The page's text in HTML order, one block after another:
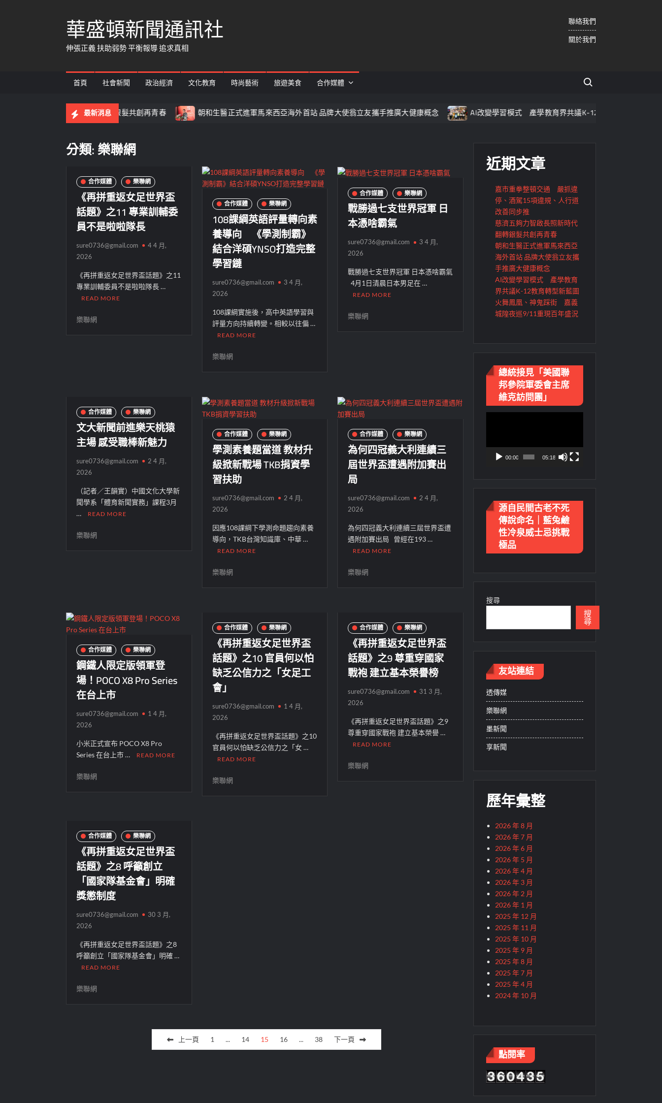
華盛頓新聞通訊社
伸張正義 扶助弱勢 平衡報導 追求真相
聯絡我們
關於我們
首頁 社會新聞 政治經濟 文化教育 時尚藝術 旅遊美食 合作媒體
Search for:
最新消息
夠力智啟長照新時代 翻轉銀髮共創再青春 朝和生醫正式進軍馬來西亞海外首站 品牌大使翁立友攜手推廣大健康概念 AI改變學習模式 產學教育界共議K-12教育轉型新藍圖
分類:樂聯網
合作媒體 樂聯網
《再拼重返女足世界盃
話題》之11 專業訓輔委
員不是啦啦隊長
sure0736@gmail.com
4 4 月,
2026
《再拼重返女足世界盃話題》之11
專業訓輔委員不是啦啦隊長 …
READ MORE
樂聯網
合作媒體 樂聯網
108課綱英語評量轉向素
養導向 《學測制霸》
結合洋碩YNSO打造完整
學習鏈
sure0736@gmail.com
3 4 月,
2026
108課綱實施後，高中英語學習與
評量方向持續轉變。相較以往偏 …
READ MORE
樂聯網
合作媒體 樂聯網
戰勝過七支世界冠軍 日
本憑啥霸氣
sure0736@gmail.com
3 4 月,
2026
戰勝過七支世界冠軍 日本憑啥霸氣
4月1日清晨日本男足在 …
READ MORE
樂聯網
合作媒體 樂聯網
文大新聞前進樂天桃猿
主場 感受職棒新魅力
sure0736@gmail.com
2 4 月,
2026
（記者／王韻實）中國文化大學新
聞學系「體育新聞實務」課程3月
…
READ MORE
樂聯網
合作媒體 樂聯網
學測素養題當道 教材升
級掀新戰場 TKB捐資學
習扶助
sure0736@gmail.com
2 4 月,
2026
因應108課綱下學測命題趨向素養
導向，TKB台灣知識庫、中華 …
READ MORE
樂聯網
合作媒體 樂聯網
為何四冠義大利連續三
屆世界盃遭遇附加賽出
局
sure0736@gmail.com
2 4 月,
2026
為何四冠義大利連續三屆世界盃遭
遇附加賽出局 曾經在193 …
READ MORE
樂聯網
合作媒體 樂聯網
鋼鐵人限定版領軍登
場！POCO X8 Pro Series
在台上市
sure0736@gmail.com
1 4 月,
2026
小米正式宣布 POCO X8 Pro
Series 在台上市 …
READ MORE
樂聯網
合作媒體 樂聯網
《再拼重返女足世界盃
話題》之10 官員何以怕
缺乏公信力之「女足工
會」
sure0736@gmail.com
1 4 月,
2026
《再拼重返女足世界盃話題》之10
官員何以怕缺乏公信力之「女 …
READ MORE
樂聯網
合作媒體 樂聯網
《再拼重返女足世界盃
話題》之9 尊重穿國家
戰袍 建立基本榮譽榜
sure0736@gmail.com
31 3 月,
2026
《再拼重返女足世界盃話題》之9
尊重穿國家戰袍 建立基本榮譽 …
READ MORE
樂聯網
合作媒體 樂聯網
《再拼重返女足世界盃
話題》之8 呼籲創立
「國家隊基金會」明確
獎懲制度
sure0736@gmail.com
30 3 月,
2026
《再拼重返女足世界盃話題》之8
呼籲創立「國家隊基金會」明確 …
READ MORE
樂聯網
上一頁 1 ... 14 15 16 ... 38 下一頁
近期文章
嘉市重拳整頓交通 嚴抓違
停、酒駕15項違規、人行道
改善同步推
慈濟五夠力智啟長照新時代
翻轉銀髮共創再青春
朝和生醫正式進軍馬來西亞
海外首站 品牌大使翁立友攜
手推廣大健康概念
AI改變學習模式 產學教育
界共議K-12教育轉型新藍圖
火舞鳳凰、神鬼踩街 嘉義
城隍夜巡9/11重現百年盛況
總統接見「美國聯
邦參院軍委會主席
維克訪問團」
00:00 05:18
源自民間古老不死
傳說命名｜藍兔鹼
性冷泉威士忌挑戰
極品
搜尋
搜
尋
友站連結
透傳媒
樂聯網
墨新聞
享新聞
歷年彙整
2026 年 8 月
2026 年 7 月
2026 年 6 月
2026 年 5 月
2026 年 4 月
2026 年 3 月
2026 年 2 月
2026 年 1 月
2025 年 12 月
2025 年 11 月
2025 年 10 月
2025 年 9 月
2025 年 8 月
2025 年 7 月
2025 年 4 月
2024 年 10 月
點閱率